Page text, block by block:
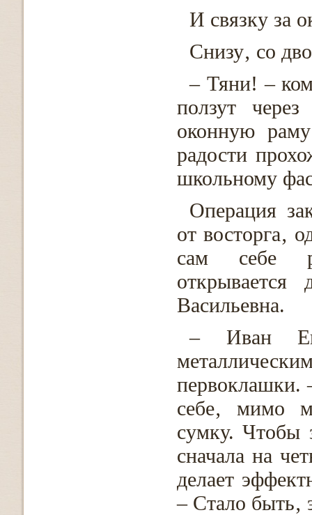
И связку за
Снизу‚ со
– Тяни! –
ползут
оконную
радости
школьному
Операция
от восторга‚
сам себе
Васильевна.
– Иван
первоклашки.
себе‚ мимо
сумку. Чтобы
сначала на
делает
– Стало быть‚